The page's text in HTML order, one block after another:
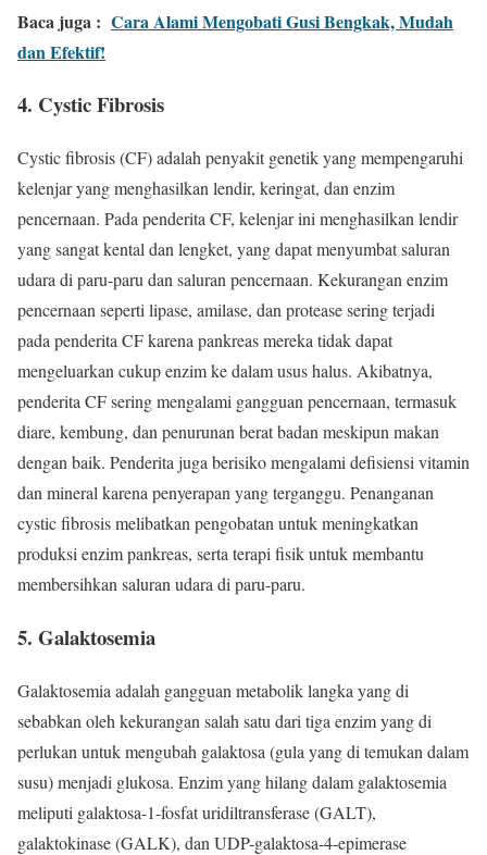
Baca juga : Cara Alami Mengobati Gusi Bengkak, Mudah
dan Efektif!
4. Cystic Fibrosis
Cystic fibrosis (CF) adalah penyakit genetik yang mempengaruhi
kelenjar yang menghasilkan lendir, keringat, dan enzim
pencernaan. Pada penderita CF, kelenjar ini menghasilkan lendir
yang sangat kental dan lengket, yang dapat menyumbat saluran
udara di paru-paru dan saluran pencernaan. Kekurangan enzim
pencernaan seperti lipase, amilase, dan protease sering terjadi
pada penderita CF karena pankreas mereka tidak dapat
mengeluarkan cukup enzim ke dalam usus halus. Akibatnya,
penderita CF sering mengalami gangguan pencernaan, termasuk
diare, kembung, dan penurunan berat badan meskipun makan
dengan baik. Penderita juga berisiko mengalami defisiensi vitamin
dan mineral karena penyerapan yang terganggu. Penanganan
cystic fibrosis melibatkan pengobatan untuk meningkatkan
produksi enzim pankreas, serta terapi fisik untuk membantu
membersihkan saluran udara di paru-paru.
5. Galaktosemia
Galaktosemia adalah gangguan metabolik langka yang di
sebabkan oleh kekurangan salah satu dari tiga enzim yang di
perlukan untuk mengubah galaktosa (gula yang di temukan dalam
susu) menjadi glukosa. Enzim yang hilang dalam galaktosemia
meliputi galaktosa-1-fosfat uridiltransferase (GALT),
galaktokinase (GALK), dan UDP-galaktosa-4-epimerase